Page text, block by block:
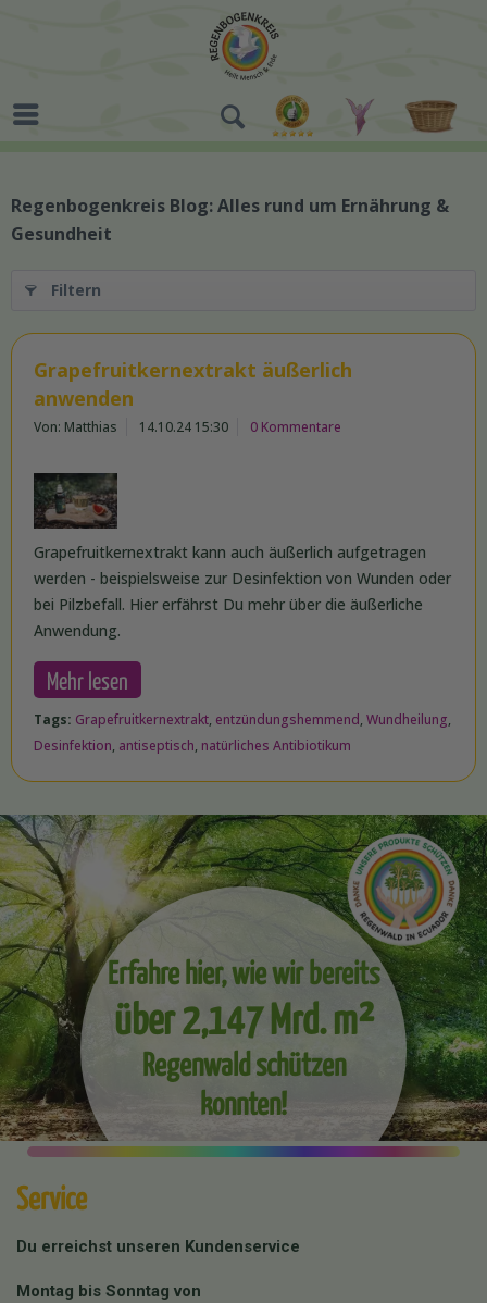
Regenbogenkreis Blog: Alles rund um Ernährung &
Gesundheit
Filtern
Grapefruitkernextrakt äußerlich
anwenden
Von: Matthias 14.10.24 15:30 0 Kommentare
Grapefruitkernextrakt kann auch äußerlich aufgetragen
werden - beispielsweise zur Desinfektion von Wunden oder
bei Pilzbefall. Hier erfährst Du mehr über die äußerliche
Anwendung.
Mehr lesen
Tags: Grapefruitkernextrakt, entzündungshemmend, Wundheilung,
Desinfektion, antiseptisch, natürliches Antibiotikum
Erfahre hier, wie wir bereits
über 2,147 Mrd. m²
Regenwald schützen
konnten!
Service
Du erreichst unseren Kundenservice
Montag bis Sonntag von